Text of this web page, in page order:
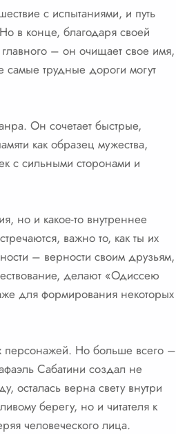
с испытаниями, и путь
в конце, благодаря своей
– он очищает свое имя,
самые трудные дороги могут
Он сочетает быстрые,
как образец мужества,
с сильными сторонами и
но и какое-то внутреннее
важно то, как ты их
– верности своим друзьям,
делают «Одиссею
для формирования некоторых
персонажей. Но больше всего –
Сабатини создал не
осталась верна свету внутри
берегу, но и читателя к
человеческого лица.